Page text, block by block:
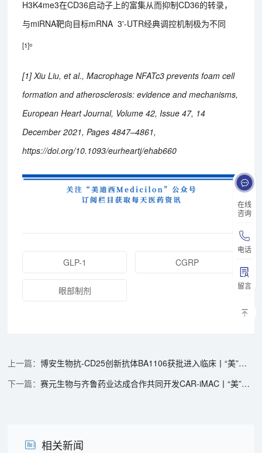
在线
咨询
电话
留言
H3K4me3在CD36启动子上的富集从而抑制CD36的转录，
与miRNA靶向目标mRNA 3'-UTR经典调控机制极为不同
[1]。
[1] Xiu Liu, et al., Macrophage NFATc3 prevents foam cell
formation and atherosclerosis: evidence and mechanisms,
European Heart Journal, Volume 42, Issue 47, 14
December 2021, Pages 4847–4861,
https://doi.org/10.1093/eurheartj/ehab660
GLP-1 CGRP
眼部制剂
博安生物抗-CD25创新抗体BA1106获批进入临床丨“美”天新药事
赛元生物与齐鲁药业达成合作共同开发CAR-iMAC丨“美”天新药事
相关新闻